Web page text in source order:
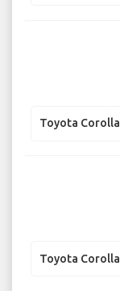
Toyota Corolla
Toyota Corolla